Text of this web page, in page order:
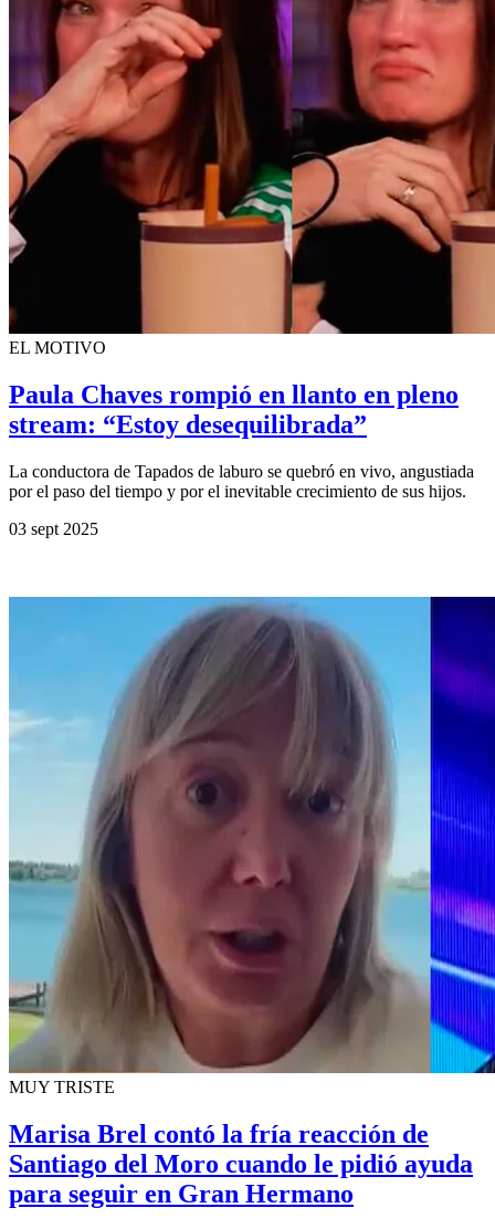
EL MOTIVO
Paula Chaves rompió en llanto en pleno
stream: “Estoy desequilibrada”
La conductora de Tapados de laburo se quebró en vivo, angustiada
por el paso del tiempo y por el inevitable crecimiento de sus hijos.
03 sept 2025
MUY TRISTE
Marisa Brel contó la fría reacción de
Santiago del Moro cuando le pidió ayuda
para seguir en Gran Hermano